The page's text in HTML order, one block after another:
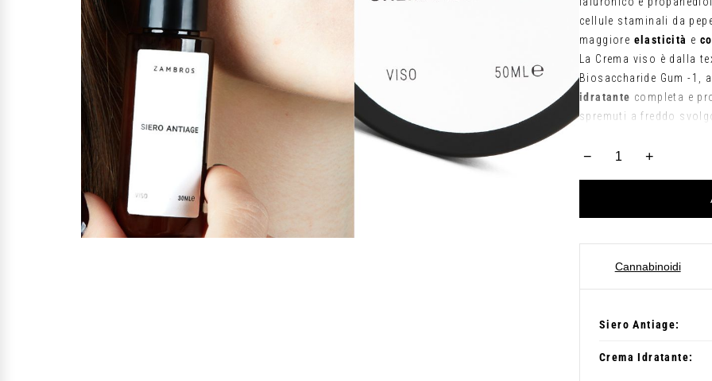
cellule staminali da
maggiore elasticità e
La Crema viso è dalla
Biosaccharide Gum -1,
idratante completa e
spremuti a freddo
SIERO
UNA
quantità
− +
Cannabinoidi
Siero Antiage:
Crema Idratante: